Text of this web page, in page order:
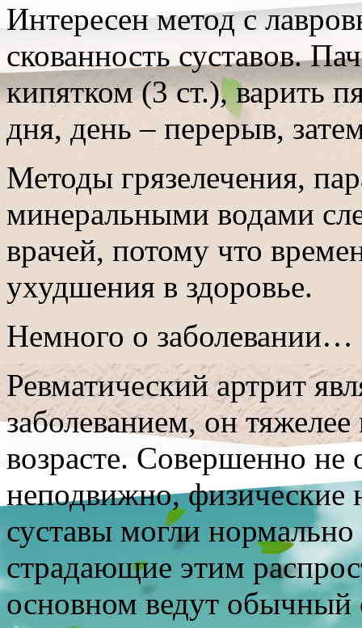
Интересен метод с
скованность суставов.
кипятком (3 ст.), варить
дня, день – перерыв,
Методы грязелечения,
минеральными водами
врачей, потому что
ухудшения в здоровье.
Немного о заболевании…
Ревматический артрит
заболеванием, он
возрасте. Совершенно не
неподвижно, физические
суставы могли
страдающие этим
основном ведут обычный